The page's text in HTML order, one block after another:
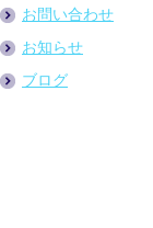
お問い合わせ
お知らせ
ブログ